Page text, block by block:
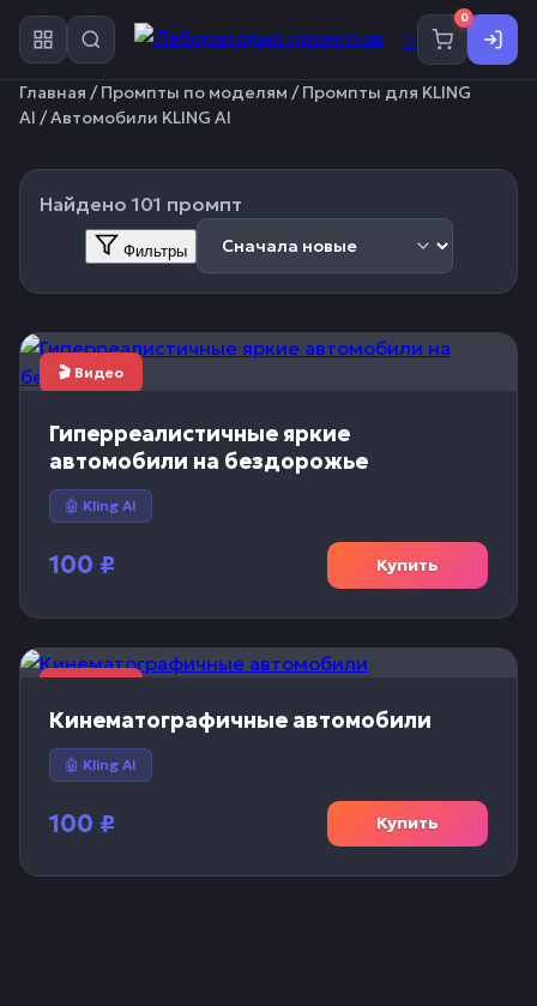
✨
0
Главная /Промпты по моделям /Промпты для KLING
AI / Автомобили KLING AI
Найдено 101 промпт
Фильтры
🎬 Видео
Гиперреалистичные яркие
автомобили на бездорожье
🤖 Kling AI
100 ₽ Купить
Кинематографичные автомобили
🤖 Kling AI
100 ₽ Купить